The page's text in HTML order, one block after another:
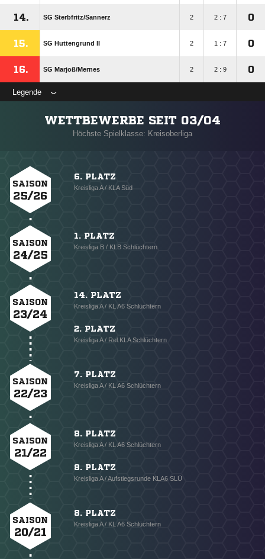
14. SG Sterbfritz/​Sannerz 2 2 : 7 0
15. SG Huttengrund II 2 1 : 7 0
16. SG Marjoß/​Mernes 2 2 : 9 0
Legende
WETTBEWERBE SEIT 03/04
Höchste Spielklasse: Kreisoberliga
SAISON
25/26
6. PLATZ
Kreisliga A / KLA Süd
SAISON
24/25
1. PLATZ
Kreisliga B / KLB Schlüchtern
SAISON
23/24
14. PLATZ
Kreisliga A / KL A6 Schlüchtern
2. PLATZ
Kreisliga A / Rel.KLA Schlüchtern
SAISON
22/23
7. PLATZ
Kreisliga A / KL A6 Schlüchtern
SAISON
21/22
8. PLATZ
Kreisliga A / KL A6 Schlüchtern
8. PLATZ
Kreisliga A / Aufstiegsrunde KLA6 SLÜ
SAISON
20/21
8. PLATZ
Kreisliga A / KL A6 Schlüchtern